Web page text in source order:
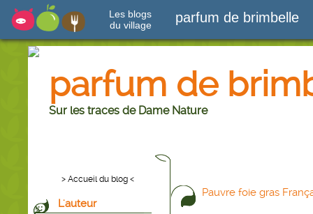
Les blogs
du village
parfum de brimbelle
parfum de
Sur les traces de Dame Nature
> Accueil du blog <
L'auteur
Pauvre foie gras